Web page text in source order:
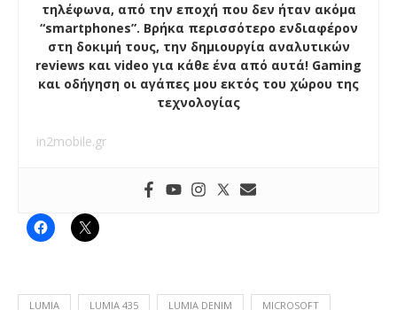
τηλέφωνα, από την εποχή που δεν ήταν ακόμα
“smartphones”. Βρήκα περισσότερο ενδιαφέρον
στη δοκιμή τους, την δημιουργία αναλυτικών
reviews και video για κάθε ένα από αυτά! Gaming
και οδήγηση οι αγάπες μου εκτός του χώρου της
τεχνολογίας
in2mobile.gr
LUMIA LUMIA 435 LUMIA DENIM MICROSOFT